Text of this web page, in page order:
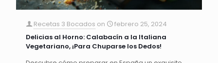
Recetas 3 Bocados on
febrero 25, 2024
Delicias al Horno: Calabacín a la Italiana
Vegetariano, ¡Para Chuparse los Dedos!